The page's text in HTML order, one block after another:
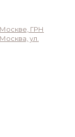
ГРН
ул.